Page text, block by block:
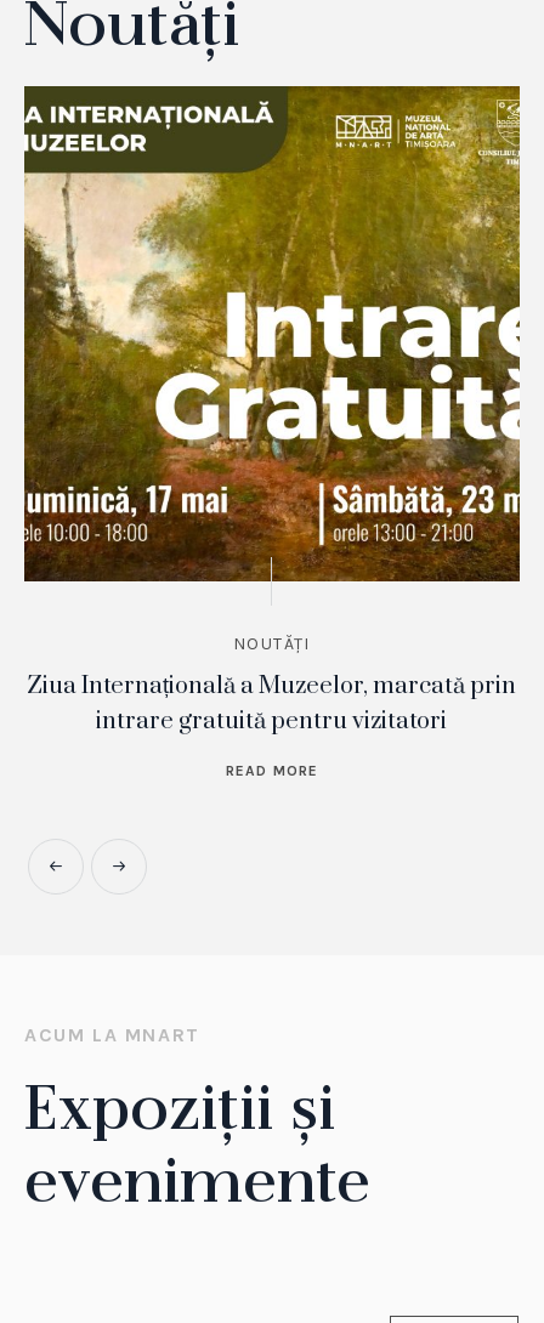
Noutăți
NOUTĂȚI
Ziua Internațională a Muzeelor, marcată prin
intrare gratuită pentru vizitatori
READ MORE
ACUM LA MNART
Expoziții și
evenimente